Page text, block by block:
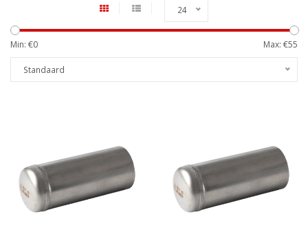
24
Min: €0 Max: €55
Standaard